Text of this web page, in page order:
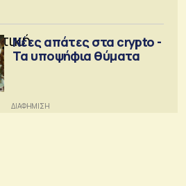
Νέες απάτες στα crypto -
Τα υποψήφια θύματα